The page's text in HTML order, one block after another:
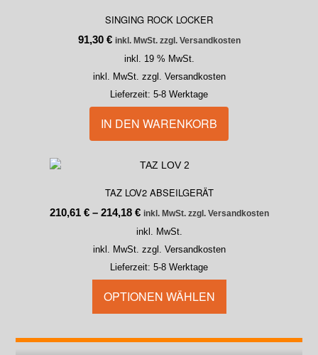
SINGING ROCK LOCKER
91,30 € inkl. MwSt. zzgl. Versandkosten
inkl. 19 % MwSt.
inkl. MwSt. zzgl. Versandkosten
Lieferzeit: 5-8 Werktage
IN DEN WARENKORB
TAZ LOV2 ABSEILGERÄT
210,61 €– 214,18 € inkl. MwSt. zzgl. Versandkosten
inkl. MwSt.
inkl. MwSt. zzgl. Versandkosten
Lieferzeit: 5-8 Werktage
OPTIONEN WÄHLEN